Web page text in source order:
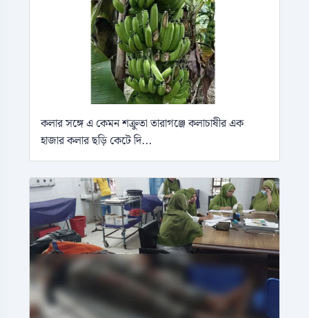
কলার সঙ্গে এ কেমন শক্রুতা তারাগঞ্জে কলাচাষীর এক
হাজার কলার ছড়ি কেটে দি...